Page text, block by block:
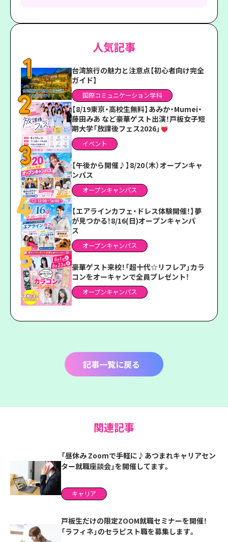
人気記事
台湾旅行の魅力と注意点【初心者向け完全
ガイド】
国際コミュニケーション学科
【8/19東京・高校生無料】あみか・Mumei・
藤田みあ など豪華ゲスト出演！戸板女子短
期大学「放課後フェス2026」
イベント
【午後から開催♪】8/20（木）オープンキャ
ンパス
オープンキャンパス
【エアラインカフェ・ドレス体験開催！】夢
が見つかる！8/16(日)オープンキャンパ
ス
オープンキャンパス
豪華ゲスト来校！「超十代☆リフレア」カラ
コンをオーキャンで全員プレゼント！
オープンキャンパス
記事一覧に戻る
関連記事
「昼休み Zoomで手軽に♪あつまれキャリアセン
ター就職座談会」を開催してます。
キャリア
戸板生だけの限定ZOOM就職セミナーを開催！
「ラフィネ」のセラピスト職を募集します。